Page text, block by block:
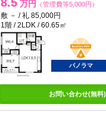
万円 （管理費等5,000円）
敷 － / 礼 85,000円
1階 / 2LDK / 60.65㎡
BunChinPAY
パノラマ
お問い合わせ(無料)